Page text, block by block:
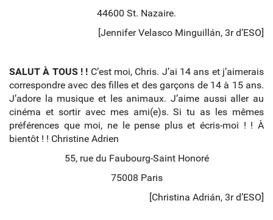
44600 St. Nazaire.
[Jennifer Velasco Minguillán, 3r d’ESO]
SALUT À TOUS ! ! C’est moi, Chris. J’ai 14 ans et j’aimerais
correspondre avec des filles et des garçons de 14 à 15 ans.
J’adore la musique et les animaux. J’aime aussi aller au
cinéma et sortir avec mes ami(e)s. Si tu as les mêmes
préférences que moi, ne le pense plus et écris-moi ! ! À
bientôt ! ! Christine Adrien
55, rue du Faubourg-Saint Honoré
75008 Paris
[Christina Adrián, 3r d’ESO]